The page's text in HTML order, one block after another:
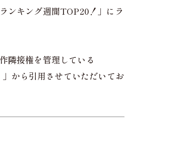
ンキング週間TOP20！」にラ
隣接権を管理している
から引用させていただいてお